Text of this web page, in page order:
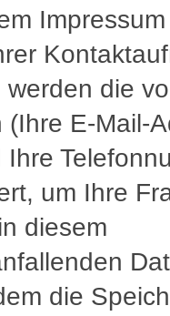
Impressum
werden die
E-Mail-
um Ihre
diesem
die